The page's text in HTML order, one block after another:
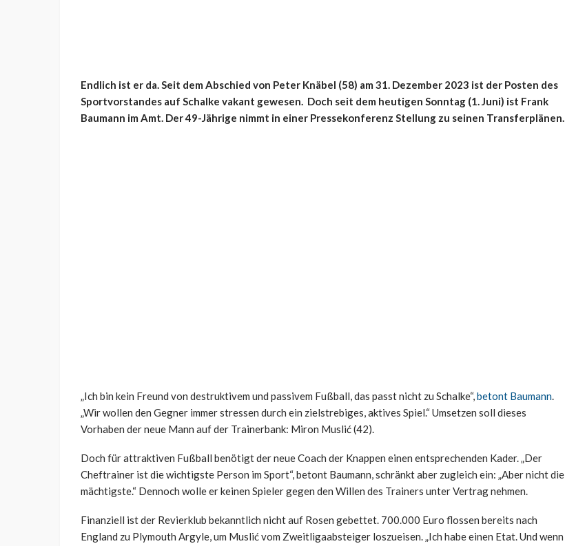
Endlich ist er da. Seit dem Abschied von Peter Knäbel (58) am 31. Dezember 2023 ist der Posten des
Sportvorstandes auf Schalke vakant gewesen. Doch seit dem heutigen Sonntag (1. Juni) ist Frank
Baumann im Amt. Der 49-Jährige nimmt in einer Pressekonferenz Stellung zu seinen Transferplänen.
„Ich bin kein Freund von destruktivem und passivem Fußball, das passt nicht zu Schalke“,betont Baumann.
„Wir wollen den Gegner immer stressen durch ein zielstrebiges, aktives Spiel.“ Umsetzen soll dieses
Vorhaben der neue Mann auf der Trainerbank: Miron Muslić (42).
Doch für attraktiven Fußball benötigt der neue Coach der Knappen einen entsprechenden Kader. „Der
Cheftrainer ist die wichtigste Person im Sport“, betont Baumann, schränkt aber zugleich ein: „Aber nicht die
mächtigste.“ Dennoch wolle er keinen Spieler gegen den Willen des Trainers unter Vertrag nehmen.
Finanziell ist der Revierklub bekanntlich nicht auf Rosen gebettet. 700.000 Euro flossen bereits nach
England zu Plymouth Argyle, um Muslić vom Zweitligaabsteiger loszueisen. „Ich habe einen Etat. Und wenn